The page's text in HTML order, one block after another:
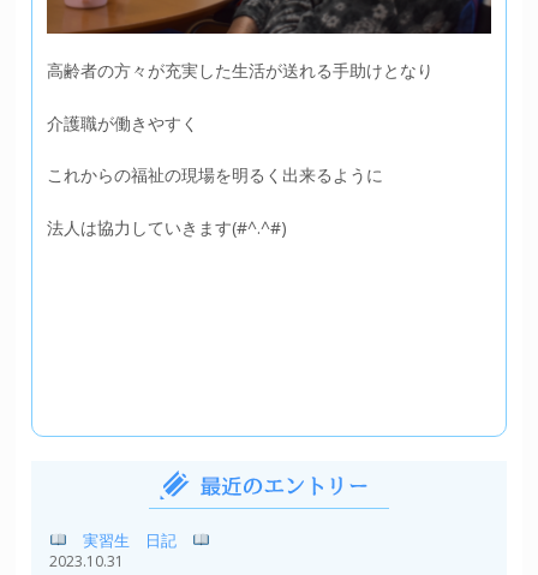
高齢者の方々が充実した生活が送れる手助けとなり
介護職が働きやすく
これからの福祉の現場を明るく出来るように
法人は協力していきます(#^.^#)
実習生 日記
2023.10.31